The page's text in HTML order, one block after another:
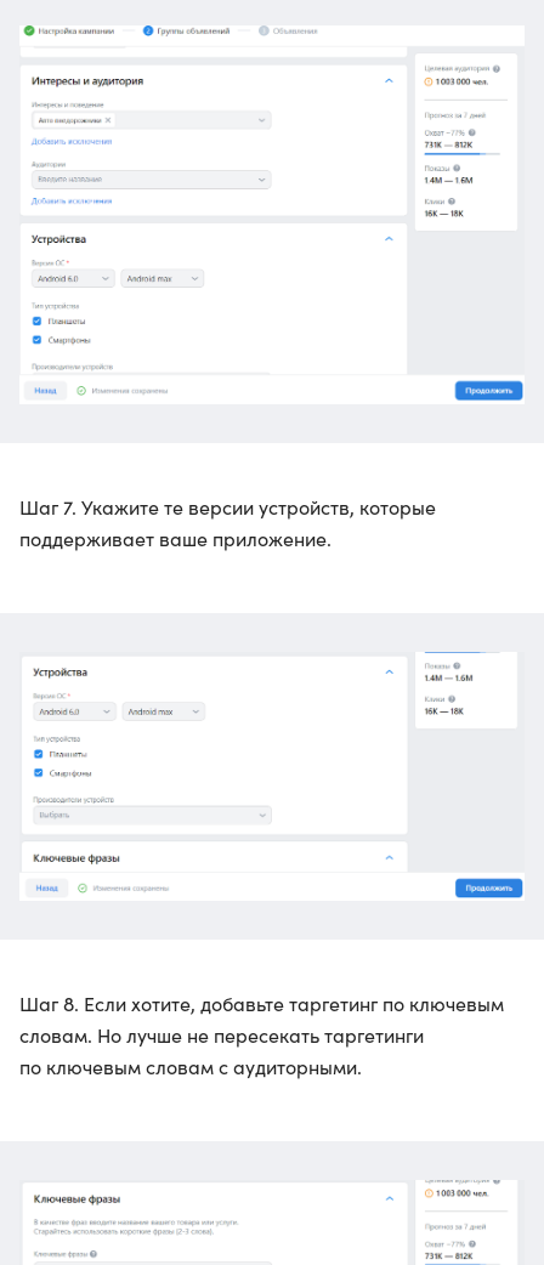
Шаг 7. Укажите те версии устройств, которые
поддерживает ваше приложение.
Шаг 8. Если хотите, добавьте таргетинг по ключевым
словам. Но лучше не пересекать таргетинги
по ключевым словам с аудиторными.